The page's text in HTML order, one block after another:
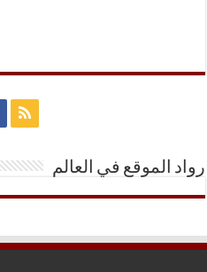
رواد الموقع في العالم